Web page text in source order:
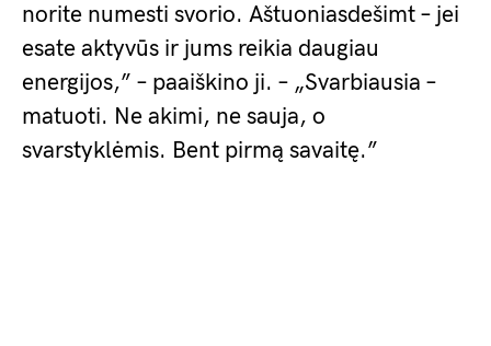
norite numesti svorio. Aštuoniasdešimt – jei
esate aktyvūs ir jums reikia daugiau
energijos,” – paaiškino ji. – „Svarbiausia –
matuoti. Ne akimi, ne sauja, o
svarstyklėmis. Bent pirmą savaitę.”